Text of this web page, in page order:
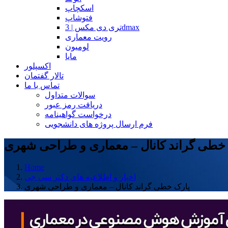
اسکچاپ
فتوشاپ
تری دی مکس | 3dmax
رویت معماری
لومیون
مایا
اکسپلور
تالار گفتمان
تماس با ما
سوالات متداول
دریافت رمز عبور
درخواست گواهینامه
فرم ارسال پروژه های دانشجویی
خطی گراند کانال – معماری و طراحی شهری
Home
اخبار و اطلاعیه های دکتر سی جی
پارک خطی گراند کانال – معماری و طراحی شهری